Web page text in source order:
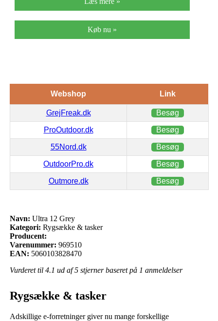
Køb nu »
Webshop Link
GrejFreak.dk Besøg
ProOutdoor.dk Besøg
55Nord.dk Besøg
OutdoorPro.dk Besøg
Outmore.dk Besøg
Navn: Ultra 12 Grey
Kategori: Rygsække & tasker
Producent:
Varenummer: 969510
EAN: 5060103828470
Vurderet til 4.1 ud af 5 stjerner baseret på 1 anmeldelser
Rygsække & tasker
Adskillige e-forretninger giver nu mange forskellige